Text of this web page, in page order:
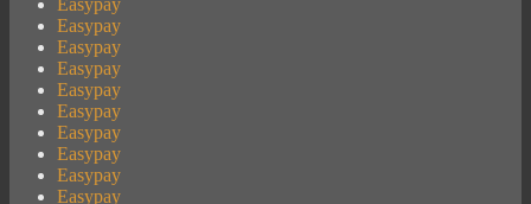
Easypay
Easypay
Easypay
Easypay
Easypay
Easypay
Easypay
Easypay
Easypay